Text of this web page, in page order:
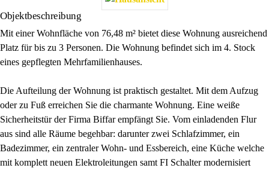
Objektbeschreibung
Mit einer Wohnfläche von 76,48 m² bietet diese Wohnung ausreichend
Platz für bis zu 3 Personen. Die Wohnung befindet sich im 4. Stock
eines gepflegten Mehrfamilienhauses.
Die Aufteilung der Wohnung ist praktisch gestaltet. Mit dem Aufzug
oder zu Fuß erreichen Sie die charmante Wohnung. Eine weiße
Sicherheitstür der Firma Biffar empfängt Sie. Vom einladenden Flur
aus sind alle Räume begehbar: darunter zwei Schlafzimmer, ein
Badezimmer, ein zentraler Wohn- und Essbereich, eine Küche welche
mit komplett neuen Elektroleitungen samt FI Schalter modernisiert